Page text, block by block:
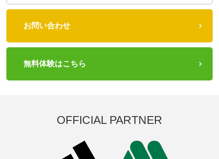
お問い合わせ
無料体験はこちら
OFFICIAL PARTNER